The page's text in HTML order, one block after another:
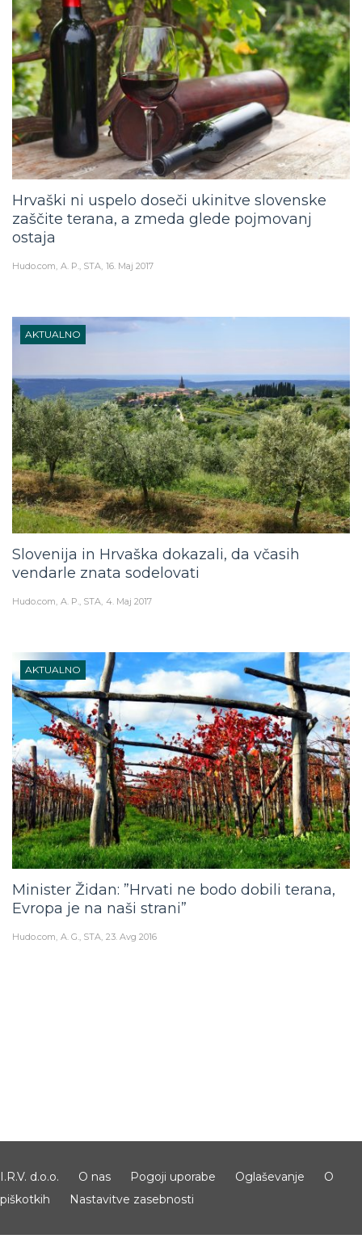
Hrvaški ni uspelo doseči ukinitve slovenske
zaščite terana, a zmeda glede pojmovanj
ostaja
Hudo.com A. P., STA 16. Maj 2017
AKTUALNO
Slovenija in Hrvaška dokazali, da včasih
vendarle znata sodelovati
Hudo.com A. P., STA 4. Maj 2017
AKTUALNO
Minister Židan: ”Hrvati ne bodo dobili terana,
Evropa je na naši strani”
Hudo.com A. G., STA 23. Avg 2016
I.R.V. d.o.o. O nas Pogoji uporabe Oglaševanje
O
piškotkih
Nastavitve zasebnosti